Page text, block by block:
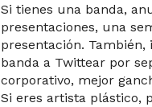
Si tienes una banda,
presentaciones, una
presentación.
banda a Twittear por
corporativo, mejor
Si eres artista plástico,